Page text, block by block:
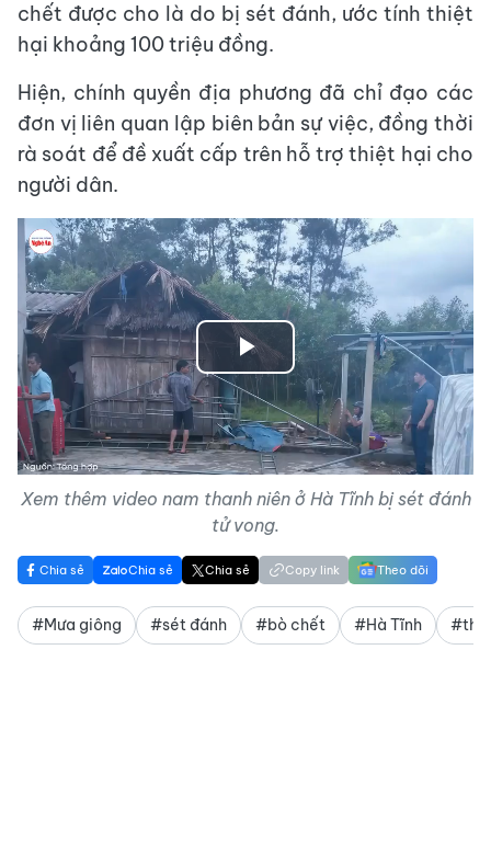
chết được cho là do bị sét đánh, ước tính thiệt
hại khoảng 100 triệu đồng.
Hiện, chính quyền địa phương đã chỉ đạo các
đơn vị liên quan lập biên bản sự việc, đồng thời
rà soát để đề xuất cấp trên hỗ trợ thiệt hại cho
người dân.
Play
Video
Xem thêm video nam thanh niên ở Hà Tĩnh bị sét đánh
tử vong.
Chia sẻ Chia sẻ Chia sẻ Copy link Theo dõi
#Mưa giông #sét đánh #bò chết #Hà Tĩnh